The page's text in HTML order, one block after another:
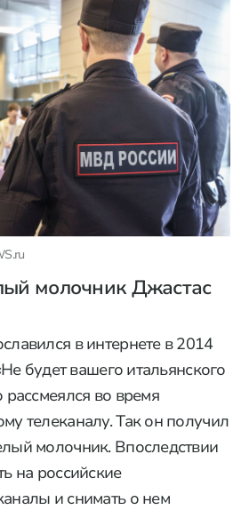
молочник Джастас
в интернете в 2014
будет вашего итальянского
во время
телеканалу. Так он получил
молочник. Впоследствии
на российские
и снимать о нем